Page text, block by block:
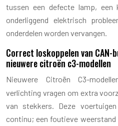
tussen een defecte lamp,
onderliggend elektrisch
onderdelen worden vervangen.
Correct loskoppelen van
nieuwere citroën c3-modellen
Nieuwere Citroën C3-
verlichting vragen om extra
van stekkers. Deze
continu; een foutieve